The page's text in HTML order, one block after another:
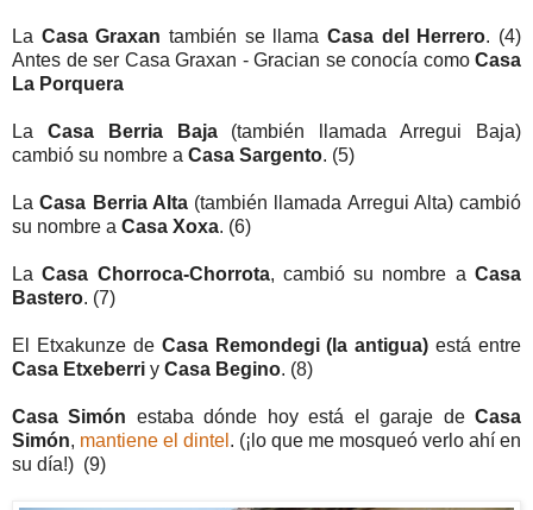
La Casa Graxan también se llamaCasa del Herrero. (4)
Antes de ser Casa Graxan - Gracian se conocía como Casa
La Porquera
La Casa Berria Baja(también llamada Arregui Baja)
cambió su nombre a Casa Sargento. (5)
LaCasa Berria Alta(también llamada Arregui Alta) cambió
su nombre a Casa Xoxa. (6)
LaCasa Chorroca-Chorrota, cambió su nombre aCasa
Bastero. (7)
El Etxakunze de Casa Remondegi (la antigua) está entre
Casa Etxeberri y Casa Begino. (8)
Casa Simón estaba dónde hoy está el garaje deCasa
Simón, mantiene el dintel . (¡lo que me mosqueó verlo ahí en
su día!) (9)